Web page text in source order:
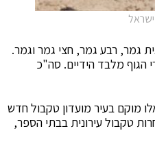
שמינית גמר, רבע גמר, חצי גמר וגמר.
איברי הגוף מלבד הידיים. סה"כ
מוקם בעיר מועדון טקבול חדש
טקבול עירונית בבתי הספר,